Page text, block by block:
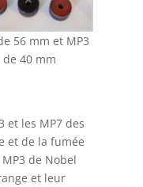
56 mm et MP3
de 40 mm
et les MP7 des
et de la fumée
de Nobel
et leur